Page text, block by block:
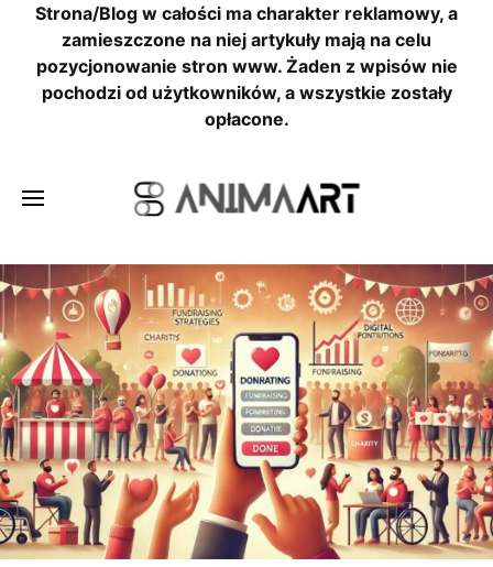
Strona/Blog w całości ma charakter reklamowy, a
zamieszczone na niej artykuły mają na celu
pozycjonowanie stron www. Żaden z wpisów nie
pochodzi od użytkowników, a wszystkie zostały
opłacone.